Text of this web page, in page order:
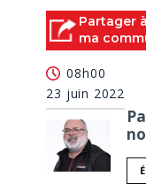
Partager à
ma
08h00
23 juin 2022